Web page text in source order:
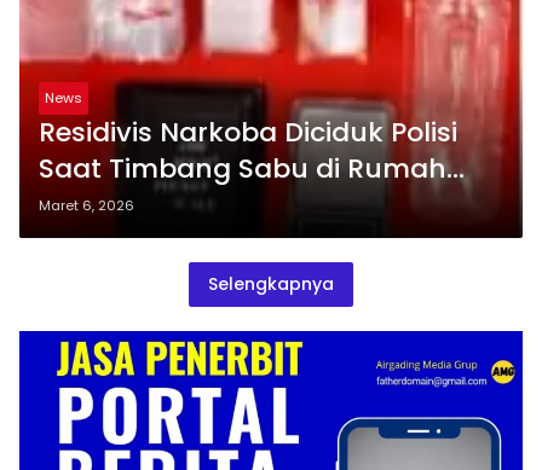
News
Residivis Narkoba Diciduk Polisi
Saat Timbang Sabu di Rumah
Bedeng Taba Pingin
Maret 6, 2026
Selengkapnya